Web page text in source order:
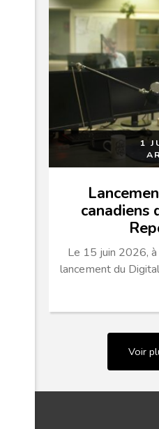
1
canadiens
Le 15 juin 2026,
lancement du
Voir